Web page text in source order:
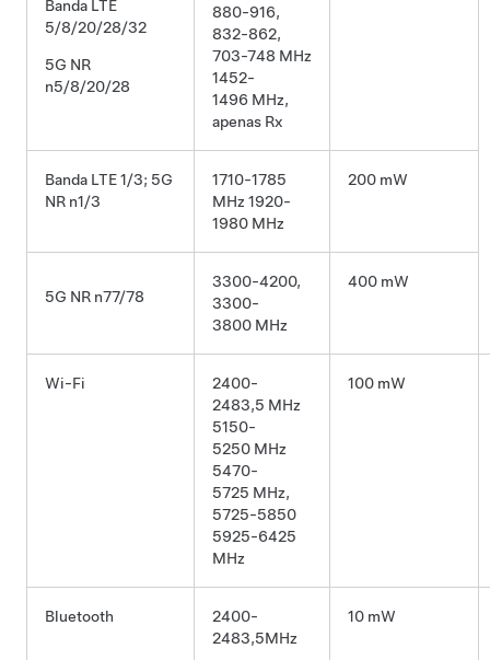
Banda LTE
5/8/20/28/32
5G NR
n5/8/20/28
880-916,
832-862,
703-748 MHz
1452-
1496 MHz,
apenas Rx
Banda LTE 1/3; 5G
NR n1/3
1710-1785
MHz 1920-
1980 MHz
200 mW
5G NR n77/78
3300-4200,
3300-
3800 MHz
400 mW
Wi-Fi
2400-
2483,5 MHz
5150-
5250 MHz
5470-
5725 MHz,
5725-5850
5925-6425
MHz
100 mW
Bluetooth
2400-
2483,5MHz
10 mW